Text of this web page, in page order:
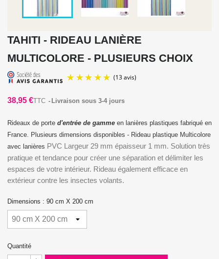
TAHITI - RIDEAU LANIÈRE
MULTICOLORE - PLUSIEURS CHOIX
(13 avis)
38,95 €TTC Livraison sous 3-4 jours
Rideaux de porte d'entrée de gamme en lanières plastiques fabriqué en
France. Plusieurs dimensions disponibles - Rideau plastique Multicolore
avec lanières PVC Largeur 29 mm épaisseur 1 mm. Solution très
pratique et tendance pour créer une séparation et délimiter les
espaces de votre intérieur. Rideau également efficace en
extérieur contre les insectes volants.
Dimensions : 90 cm X 200 cm
Quantité